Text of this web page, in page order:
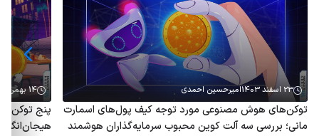
23 اسفند 1403 امیرحسین احمدی
توکن‌های هوش مصنوعی مورد توجه کیف پول‌های اسمارت
مانی؛ بررسی سه آلت کوین محبوب سرمایه‌گذاران هوشمند
14 بهمن 1403
پنج توکن